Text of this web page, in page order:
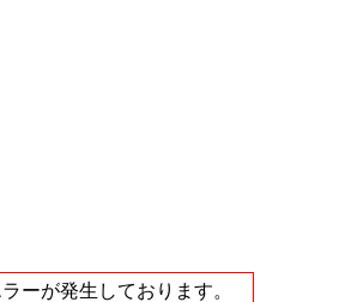
ーが発生しております。